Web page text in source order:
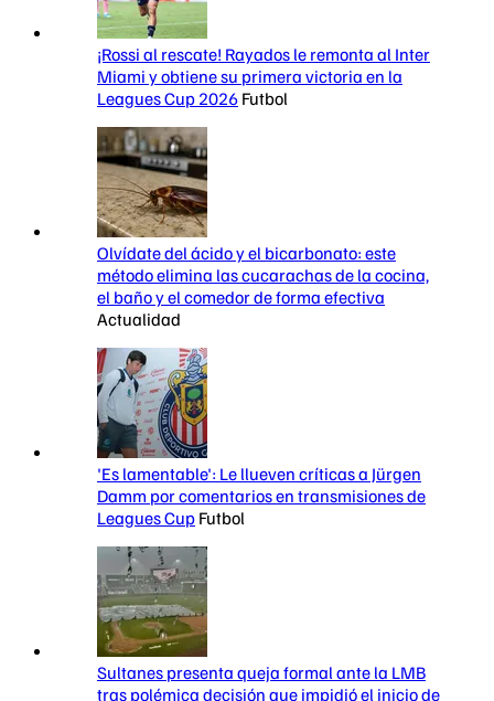
¡Rossi al rescate! Rayados le remonta al Inter
Miami y obtiene su primera victoria en la
Leagues Cup 2026 Futbol
Olvídate del ácido y el bicarbonato: este
método elimina las cucarachas de la cocina,
el baño y el comedor de forma efectiva
Actualidad
'Es lamentable': Le llueven críticas a Jürgen
Damm por comentarios en transmisiones de
Leagues Cup Futbol
Sultanes presenta queja formal ante la LMB
tras polémica decisión que impidió el inicio de